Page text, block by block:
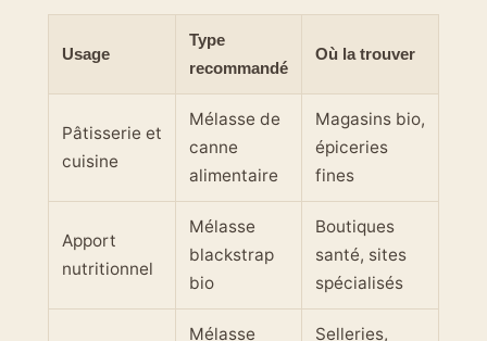
Usage
Type
recommandé
Où la trouver
Pâtisserie et
cuisine
Mélasse de
canne
alimentaire
Magasins bio,
épiceries
fines
Apport
nutritionnel
Mélasse
blackstrap
bio
Boutiques
santé, sites
spécialisés
Mélasse Selleries,